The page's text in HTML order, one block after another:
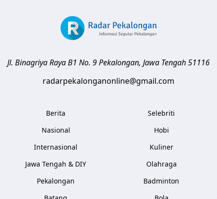
Jl. Binagriya Raya B1 No. 9Pekalongan, Jawa Tengah51116
radarpekalonganonline@gmail.com
Berita
Nasional
Internasional
Jawa Tengah & DIY
Pekalongan
Selebriti
Hobi
Kuliner
Olahraga
Badminton